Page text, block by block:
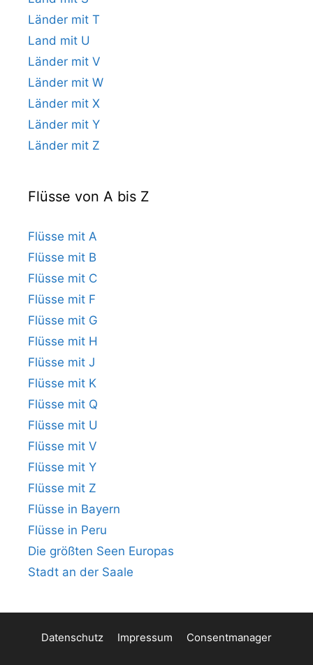
Länder mit T
Land mit U
Länder mit V
Länder mit W
Länder mit X
Länder mit Y
Länder mit Z
Flüsse von A bis Z
Flüsse mit A
Flüsse mit B
Flüsse mit C
Flüsse mit F
Flüsse mit G
Flüsse mit H
Flüsse mit J
Flüsse mit K
Flüsse mit Q
Flüsse mit U
Flüsse mit V
Flüsse mit Y
Flüsse mit Z
Flüsse in Bayern
Flüsse in Peru
Die größten Seen Europas
Stadt an der Saale
Datenschutz Impressum Consentmanager